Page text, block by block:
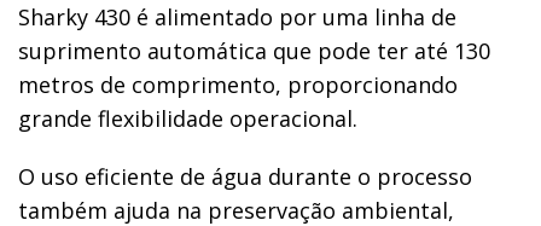
Sharky 430 é alimentado por uma linha de
suprimento automática que pode ter até 130
metros de comprimento, proporcionando
grande flexibilidade operacional.
O uso eficiente de água durante o processo
também ajuda na preservação ambiental,